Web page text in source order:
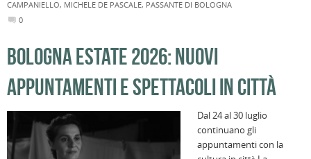
0
BOLOGNA ESTATE 2026: NUOVI
APPUNTAMENTI E SPETTACOLI IN CITTÀ
continuano gli
appuntamenti con la
cultura in città La